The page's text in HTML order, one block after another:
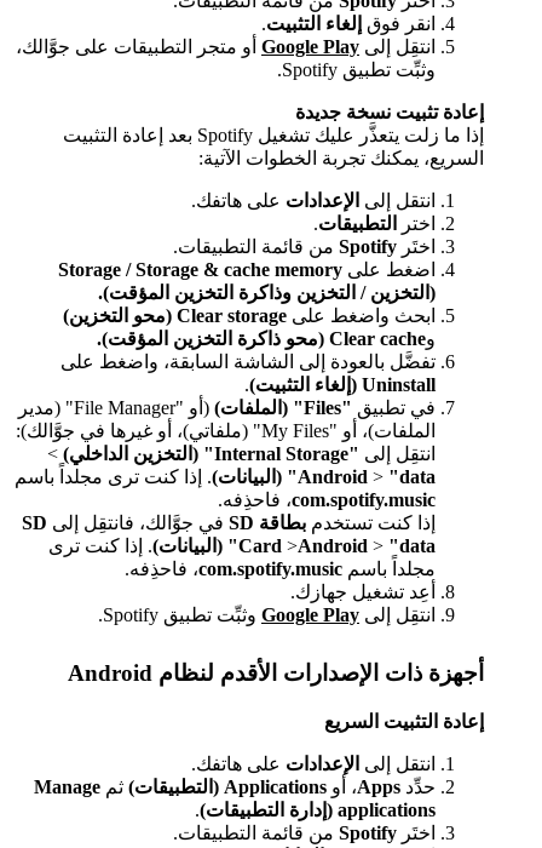
انقر فوق إلغاء التثبيت.
انتقِل إلى Google Play أو متجر التطبيقات على جوَّالك،
وثبِّت تطبيق Spotify.
إعادة تثبيت نسخة جديدة
إذا ما زلت يتعذَّر عليك تشغيل Spotify بعد إعادة التثبيت
السريع، يمكنك تجربة الخطوات الآتية:
انتقل إلى الإعدادات على هاتفك.
اختر
التطبيقات.
اختَر Spotify من قائمة التطبيقات.
اضغط على Storage / Storage & cache memory
(التخزين / التخزين وذاكرة التخزين المؤقت).
ابحث واضغط على Clear storage (محو التخزين)
وClear cache (محو ذاكرة التخزين المؤقت).
تفضَّل بالعودة إلى الشاشة السابقة، واضغط على
Uninstall (إلغاء التثبيت)
.
في تطبيق "Files" (الملفات)
(أو "File Manager" (مدير
الملفات)، أو "My Files" (ملفاتي)، أو غيرها في جوَّالك):
انتقِل إلى "Internal Storage" (التخزين الداخلي)
>
Android > "data" (البيانات)
. إذا كنت ترى مجلداً باسم
com.spotify.music، فاحذِفه.
إذا كنت تستخدم بطاقة SD في جوَّالك، فانتقِل إلى SD
Card >Android > "data" (البيانات)
. إذا كنت ترى
مجلداً باسم com.spotify.music، فاحذِفه.
أعِد تشغيل جهازك.
انتقِل إلى Google Play وثبِّت تطبيق Spotify.
أجهزة ذات الإصدارات الأقدم لنظام Android
إعادة التثبيت السريع
انتقل إلى الإعدادات على هاتفك.
حدِّد Apps، أو Applications (التطبيقات) ثم Manage
applications (إدارة التطبيقات)
.
اختَر Spotify من قائمة التطبيقات.